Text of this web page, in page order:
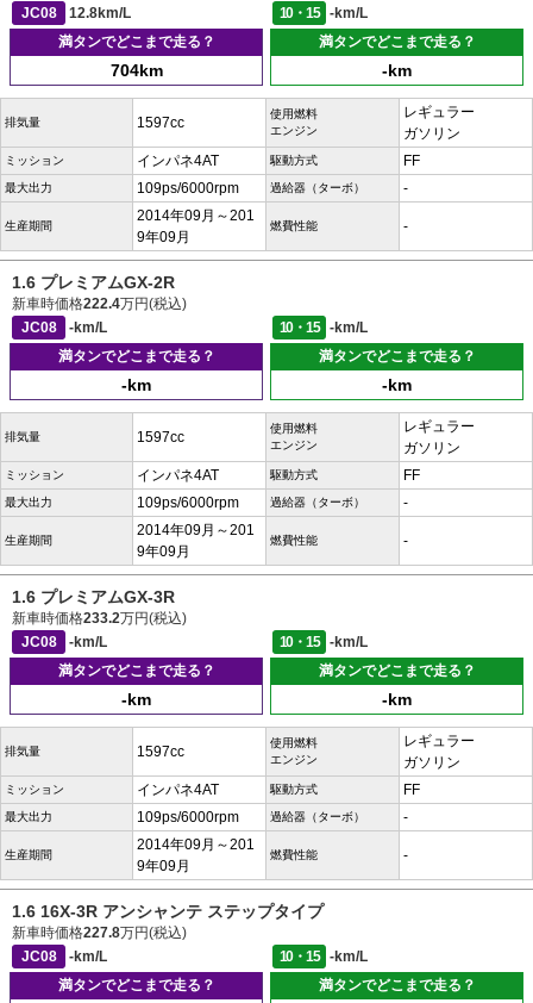
JC08
12.8km/L 10・15
-km/L
満タンでどこまで走る？
704km
満タンでどこまで走る？
-km
排気量 1597cc
使用燃料
エンジン
レギュラー
ガソリン
ミッション インパネ4AT 駆動方式 FF
最大出力 109ps/6000rpm 過給器（ターボ） -
生産期間
2014年09月～201
9年09月
燃費性能 -
1.6 プレミアムGX-2R
新車時価格222.4万円(税込)
JC08
-km/L 10・15
-km/L
満タンでどこまで走る？
-km
満タンでどこまで走る？
-km
排気量 1597cc
使用燃料
エンジン
レギュラー
ガソリン
ミッション インパネ4AT 駆動方式 FF
最大出力 109ps/6000rpm 過給器（ターボ） -
生産期間
2014年09月～201
9年09月
燃費性能 -
1.6 プレミアムGX-3R
新車時価格233.2万円(税込)
JC08
-km/L 10・15
-km/L
満タンでどこまで走る？
-km
満タンでどこまで走る？
-km
排気量 1597cc
使用燃料
エンジン
レギュラー
ガソリン
ミッション インパネ4AT 駆動方式 FF
最大出力 109ps/6000rpm 過給器（ターボ） -
生産期間
2014年09月～201
9年09月
燃費性能 -
1.6 16X-3R アンシャンテ ステップタイプ
新車時価格227.8万円(税込)
JC08
-km/L 10・15
-km/L
満タンでどこまで走る？
満タンでどこまで走る？